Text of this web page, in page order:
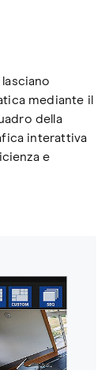
mediante il
della
interattiva
e